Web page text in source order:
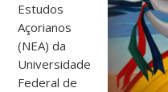
Estudos
Açorianos
(NEA) da
Universidade
Federal de